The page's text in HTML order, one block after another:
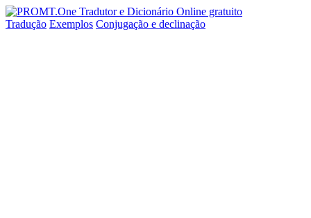
Tradução Exemplos Conjugação e declinação